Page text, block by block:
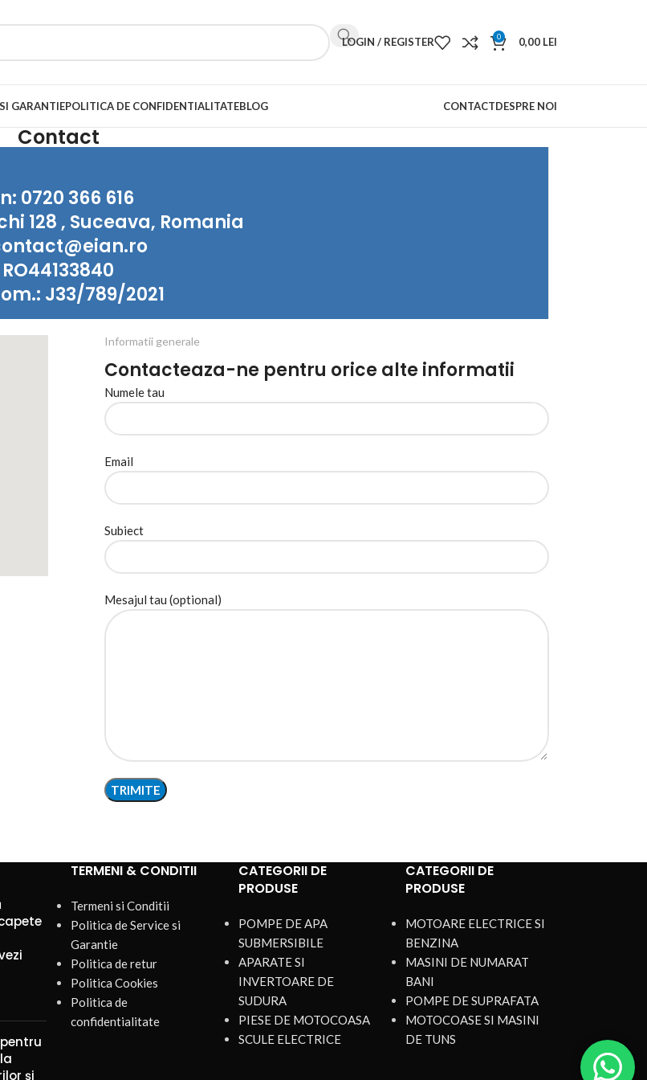
LOGIN / REGISTER 0 0,00 LEI
GARANTIEPOLITICA DE CONFIDENTIALITATEBLOG CONTACTDESPRE NOI
Contact
0720 366 616
128 , Suceava, Romania
J33/789/2021
Informatii generale
Contacteaza-ne pentru orice alte informatii
Numele tau
Email
Subiect
Mesajul tau (optional)
și
TERMENI & CONDITII
Termeni si Conditii
Politica de Service si
Garantie
Politica de retur
Politica Cookies
Politica de
confidentialitate
CATEGORII DE
PRODUSE
POMPE DE APA
SUBMERSIBILE
APARATE SI
INVERTOARE DE
SUDURA
PIESE DE MOTOCOASA
SCULE ELECTRICE
CATEGORII DE
PRODUSE
MOTOARE ELECTRICE SI
BENZINA
MASINI DE NUMARAT
BANI
POMPE DE SUPRAFATA
MOTOCOASE SI MASINI
DE TUNS